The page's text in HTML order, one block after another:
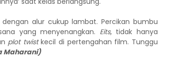
alur cukup lambat. Percikan bumbu
yang menyenangkan. Eits, tidak hanya
plot twistkecil di pertengahan film. Tunggu
Maharani)